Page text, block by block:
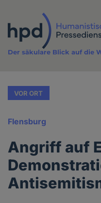
Inhalt
Der säkulare Blick auf die
VOR ORT
Flensburg
Angriff auf